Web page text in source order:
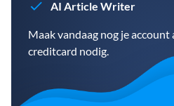
AI Article Writer
Maak vandaag nog je account
creditcard nodig.